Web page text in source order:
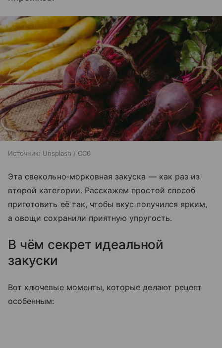
Источник: Unsplash / CC0
Эта свекольно‑морковная закуска — как раз из
второй категории. Расскажем простой способ
приготовить её так, чтобы вкус получился ярким,
а овощи сохранили приятную упругость.
В чём секрет идеальной
закуски
Вот ключевые моменты, которые делают рецепт
особенным: